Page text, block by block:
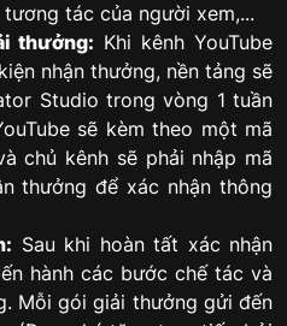
tác của người xem,...
thưởng: Khi kênh YouTube
nhận thưởng, nền tảng sẽ
Studio trong vòng 1 tuần
sẽ kèm theo một mã
chủ kênh sẽ phải nhập mã
thưởng để xác nhận thông
Sau khi hoàn tất xác nhận
hành các bước chế tác và
Mỗi gói giải thưởng gửi đến